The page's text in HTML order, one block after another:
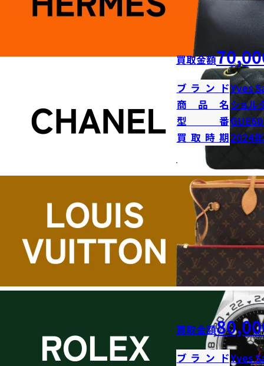
買取金額
ブランドYves
商品名ショル
型番
買取時期2024
買取金額
ブランドYves